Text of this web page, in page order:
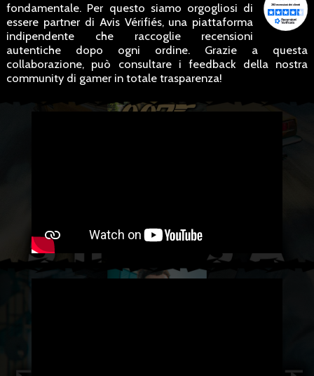
fondamentale. Per questo siamo orgogliosi di
essere partner di Avis Vérifiés, una piattaforma
indipendente che raccoglie recensioni
autentiche dopo ogni ordine. Grazie a questa
collaborazione, può consultare i feedback della nostra
community di gamer in totale trasparenza!